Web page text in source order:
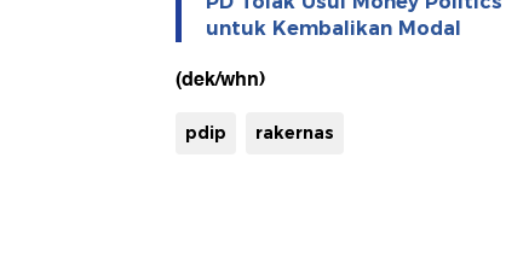
untuk Kembalikan Modal
(dek/whn)
pdip rakernas